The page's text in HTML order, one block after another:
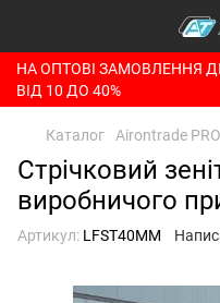
НА ОПТОВІ ЗАМОВЛЕННЯ
ВІД 10 ДО 40%
Каталог Airontrade PRO
Стрічковий
виробничого
Артикул: LFST40MM